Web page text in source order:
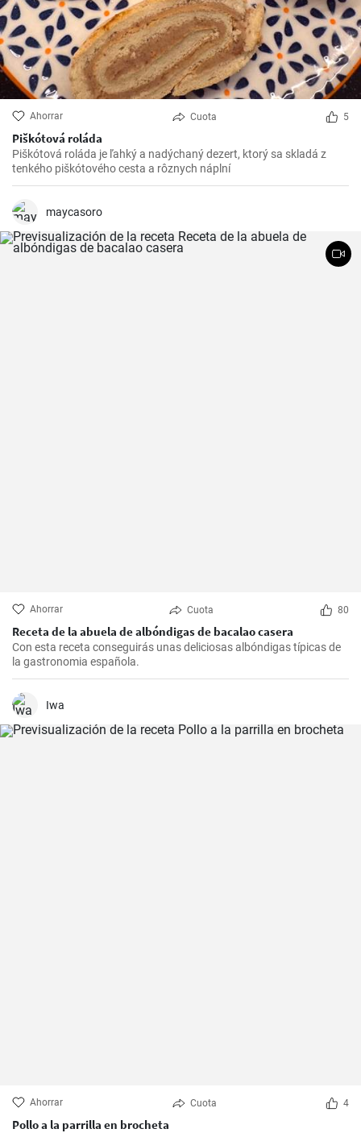
Ahorrar Cuota 5
Piškótová roláda
Piškótová roláda je ľahký a nadýchaný dezert, ktorý sa skladá z
tenkého piškótového cesta a rôznych náplní
maycasoro
Ahorrar Cuota 80
Receta de la abuela de albóndigas de bacalao casera
Con esta receta conseguirás unas deliciosas albóndigas típicas de
la gastronomia española.
Iwa
Ahorrar Cuota 4
Pollo a la parrilla en brocheta